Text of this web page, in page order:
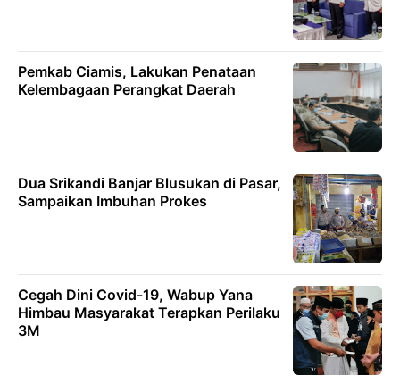
Pemkab Ciamis, Lakukan Penataan
Kelembagaan Perangkat Daerah
Dua Srikandi Banjar Blusukan di Pasar,
Sampaikan Imbuhan Prokes
Cegah Dini Covid-19, Wabup Yana
Himbau Masyarakat Terapkan Perilaku
3M